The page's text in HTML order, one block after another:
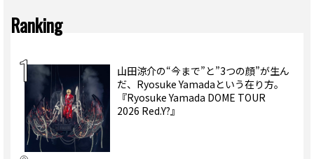
Ranking
山田涼介の“今まで”と”3つの顔”が生ん
だ、Ryosuke Yamadaという在り方。
『Ryosuke Yamada DOME TOUR
2026 Red.Y?』